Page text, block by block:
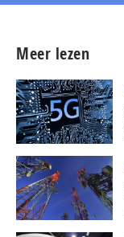
Meer lezen